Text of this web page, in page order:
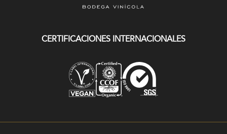
CERTIFICACIONES INTERNACIONALES